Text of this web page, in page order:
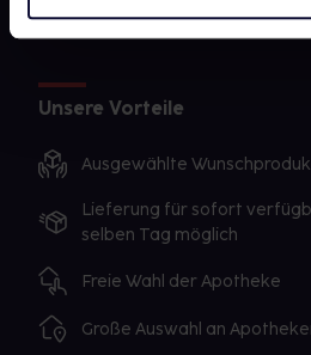
Impressum
Unsere Vorteile
Ausgewählte
Lieferung für sofort
selben Tag möglich
Freie Wahl der Apotheke
Große Auswahl an